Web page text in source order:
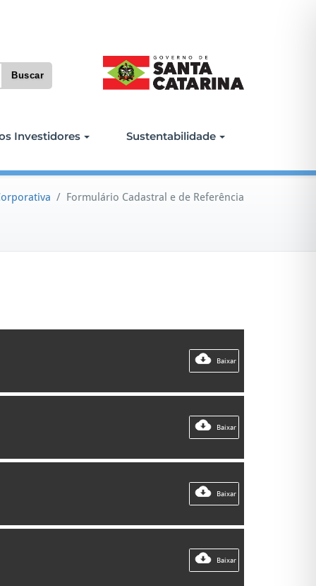
Investidores Sustentabilidade
/ Formulário Cadastral e de Referência
Baixar
Baixar
Baixar
Baixar